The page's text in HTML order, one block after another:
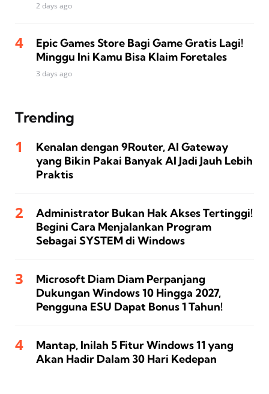
2 days ago
Epic Games Store Bagi Game Gratis Lagi!
Minggu Ini Kamu Bisa Klaim Foretales
3 days ago
Trending
Kenalan dengan 9Router, AI Gateway
yang Bikin Pakai Banyak AI Jadi Jauh Lebih
Praktis
Administrator Bukan Hak Akses Tertinggi!
Begini Cara Menjalankan Program
Sebagai SYSTEM di Windows
Microsoft Diam Diam Perpanjang
Dukungan Windows 10 Hingga 2027,
Pengguna ESU Dapat Bonus 1 Tahun!
Mantap, Inilah 5 Fitur Windows 11 yang
Akan Hadir Dalam 30 Hari Kedepan